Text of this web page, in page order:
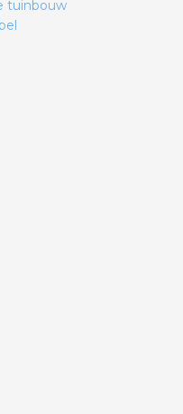
tuinbouw